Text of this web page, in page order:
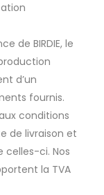
de BIRDIE, le
d’un
fournis.
conditions
de livraison et
celles-ci. Nos
la TVA